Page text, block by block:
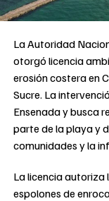
La Autoridad
otorgó licencia
erosión costera en
Sucre. La
Ensenada y busca
parte de la playa y
comunidades y la
La licencia
espolones de